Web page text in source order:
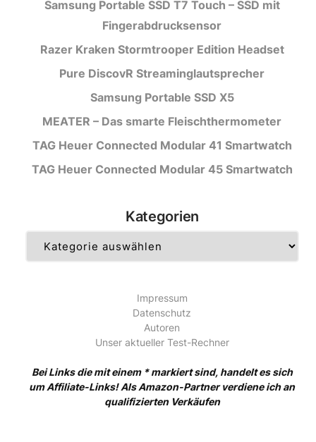
Samsung Portable SSD T7 Touch – SSD mit
Fingerabdrucksensor
Razer Kraken Stormtrooper Edition Headset
Pure DiscovR Streaminglautsprecher
Samsung Portable SSD X5
MEATER – Das smarte Fleischthermometer
TAG Heuer Connected Modular 41 Smartwatch
TAG Heuer Connected Modular 45 Smartwatch
Kategorien
Impressum
Datenschutz
Autoren
Unser aktueller Test-Rechner
Bei Links die mit einem * markiert sind, handelt es sich
um Affiliate-Links! Als Amazon-Partner verdiene ich an
qualifizierten Verkäufen